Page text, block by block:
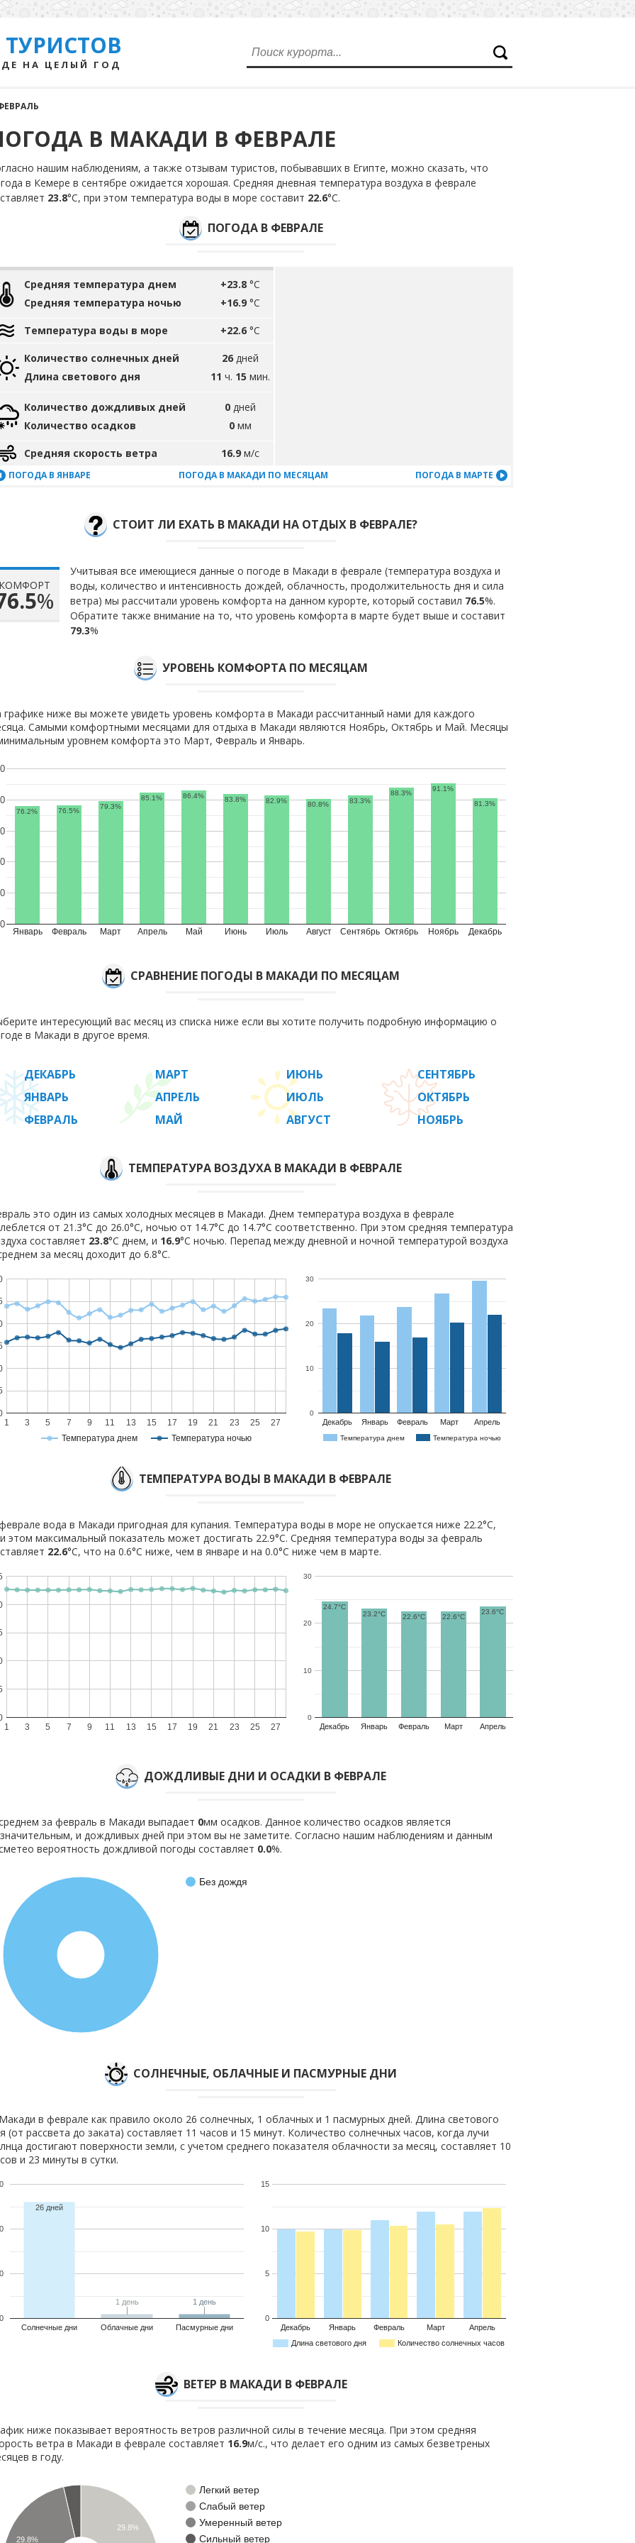
НА ЦЕЛЫЙ ГОД
В МАКАДИ В ФЕВРАЛЕ
нашим наблюдениям, а также отзывам туристов, побывавших в Египте, можно сказать, что
в Кемере в сентябре ожидается хорошая. Средняя дневная температура воздуха в феврале
23.8°С, при этом температура воды в море составит 22.6°С.
ПОГОДА В ФЕВРАЛЕ
Средняя температура днем
Средняя температура ночью
+23.8 °C
+16.9 °C
Температура воды в море +22.6 °C
Количество солнечных дней
Длина светового дня
26 дней
11 ч. 15 мин.
Количество дождливых дней
Количество осадков
0 дней
0 мм
Средняя скорость ветра 16.9 м/с
ПОГОДА В ЯНВАРЕ ПОГОДА В МАКАДИ ПО МЕСЯЦАМ ПОГОДА В МАРТЕ
СТОИТ ЛИ ЕХАТЬ В МАКАДИ НА ОТДЫХ В ФЕВРАЛЕ?
КОМФОРТ
%
Учитывая все имеющиеся данные о погоде в Макади в феврале (температура воздуха и
воды, количество и интенсивность дождей, облачность, продолжительность дня и сила
ветра) мы рассчитали уровень комфорта на данном курорте, который составил 76.5%.
Обратите также внимание на то, что уровень комфорта в марте будет выше и составит
79.3%
УРОВЕНЬ КОМФОРТА ПО МЕСЯЦАМ
графике ниже вы можете увидеть уровень комфорта в Макади рассчитанный нами для каждого
Самыми комфортными месяцами для отдыха в Макади являются Ноябрь, Октябрь и Май. Месяцы
уровнем комфорта это Март, Февраль и Январь.
Январь Февраль Март Апрель Май Июнь Июль Август Сентябрь Октябрь Ноябрь Декабрь
0
76.2% 76.5%
79.3%
85.1% 86.4% 83.8% 82.9% 80.8% 83.3%
88.3%
91.1%
81.3%
СРАВНЕНИЕ ПОГОДЫ В МАКАДИ ПО МЕСЯЦАМ
интересующий вас месяц из списка ниже если вы хотите получить подробную информацию о
в Макади в другое время.
ДЕКАБРЬ
ЯНВАРЬ
ФЕВРАЛЬ
МАРТ
АПРЕЛЬ
МАЙ
ИЮНЬ
ИЮЛЬ
АВГУСТ
СЕНТЯБРЬ
ОКТЯБРЬ
НОЯБРЬ
ТЕМПЕРАТУРА ВОЗДУХА В МАКАДИ В ФЕВРАЛЕ
это один из самых холодных месяцев в Макади. Днем температура воздуха в феврале
от 21.3°C до 26.0°C, ночью от 14.7°C до 14.7°C соответственно. При этом средняя температура
составляет 23.8°C днем, и 16.9°C ночью. Перепад между дневной и ночной температурой воздуха
за месяц доходит до 6.8°С.
Температура днем Температура ночью
1 3 5 7 9 11 13 15 17 19 21 23 25 27
Температура днем Температура ночью
Декабрь Январь Февраль Март Апрель
0
10
20
30
ТЕМПЕРАТУРА ВОДЫ В МАКАДИ В ФЕВРАЛЕ
вода в Макади пригодная для купания. Температура воды в море не опускается ниже 22.2°C,
этом максимальный показатель может достигать 22.9°C. Средняя температура воды за февраль
22.6°C, что на 0.6°C ниже, чем в январе и на 0.0°C ниже чем в марте.
1 3 5 7 9 11 13 15 17 19 21 23 25 27 Декабрь Январь Февраль Март Апрель
0
10
20
30
24.7°C
23.2°C
22.6°C 22.6°C
23.6°C
ДОЖДЛИВЫЕ ДНИ И ОСАДКИ В ФЕВРАЛЕ
за февраль в Макади выпадает 0мм осадков. Данное количество осадков является
и дождливых дней при этом вы не заметите. Согласно нашим наблюдениям и данным
вероятность дождливой погоды составляет 0.0%.
Без дождя
CОЛНЕЧНЫЕ, ОБЛАЧНЫЕ И ПАСМУРНЫЕ ДНИ
в феврале как правило около 26 солнечных, 1 облачных и 1 пасмурных дней. Длина светового
(от рассвета до заката) составляет 11 часов и 15 минут. Количество солнечных часов, когда лучи
достигают поверхности земли, с учетом среднего показателя облачности за месяц, составляет 10
и 23 минуты в сутки.
Солнечные дни Облачные дни Пасмурные дни
0
26 дней
1 день
1 день 1 день
1 день
Длина светового дня Количество солнечных часов
Декабрь Январь Февраль Март Апрель
0
5
10
15
ВЕТЕР В МАКАДИ В ФЕВРАЛЕ
ниже показывает вероятность ветров различной силы в течение месяца. При этом средняя
ветра в Макади в феврале составляет 16.9м/с., что делает его одним из самых безветреных
в году.
Легкий ветер
Слабый ветер
Умеренный ветер
Сильный ветер
29.8%
29.8%